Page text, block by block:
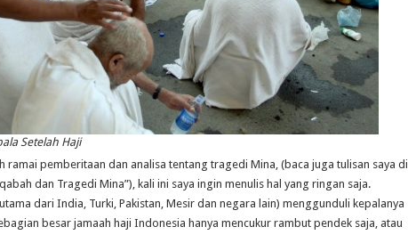
Setelah Haji
ramai pemberitaan dan analisa tentang tragedi Mina, (baca juga tulisan saya di
dan Tragedi Mina”), kali ini saya ingin menulis hal yang ringan saja.
dari India, Turki, Pakistan, Mesir dan negara lain) menggunduli kepalanya
besar jamaah haji Indonesia hanya mencukur rambut pendek saja, atau